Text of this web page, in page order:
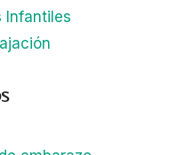
Infantiles